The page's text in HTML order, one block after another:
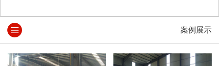
案例展示